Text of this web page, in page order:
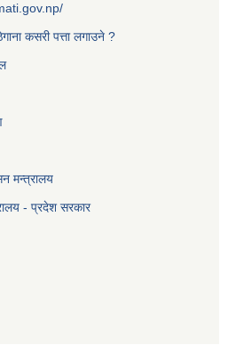
कसरी पत्ता लगाउने ?
मन्त्रालय
- प्रदेश सरकार